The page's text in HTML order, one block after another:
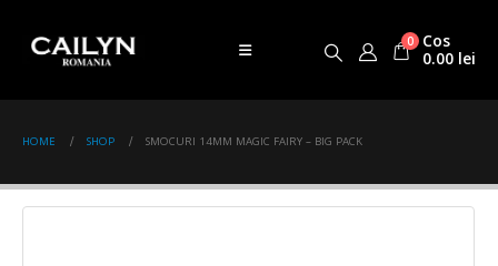
0
Cos
0.00 lei
HOME SHOP SMOCURI 14MM MAGIC FAIRY – BIG PACK